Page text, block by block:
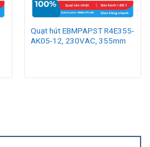
Quạt hút EBMPAPST R4E355-
AK05-12, 230VAC, 355mm